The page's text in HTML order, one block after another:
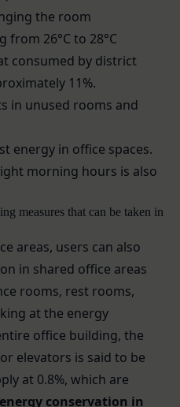
the room
26°C to 28°C
consumed by district
11%.
in unused rooms and
energy in office spaces.
morning hours is also
measures that can be taken in
areas, users can also
in shared office areas
rooms, rest rooms,
at the energy
office building, the
elevators is said to be
at 0.8%, which are
conservation in
執行、当社の運営または
示が合理的に必要である
報の全部または一部を開
に際し、当社が取得した
を関係者に移転すること
め委託先にお客様情報を
当該委託先に対し、適切
せ、第三者への開示・提
外の目的での利用を行わ
監督します。
の内容を確認、訂正また
合には、個人情報保護法
義務を負う範囲におい
ただきます。
人確認をさせていただく
を得ていなかった場合
事項が含まれている場
反した者またはその関
した場合
、暴力団員、右翼団
他これに準ずるものを
）であるまたは資金提
的勢力等の維持、運営
くは関与する等反社会
流もしくは関係を行っ
場合
ないと当社が判断した
全部または一部に関して
当社所定の方法により登
行うものとします。
続きを行わなかった場合
に基づく処理を適正・有